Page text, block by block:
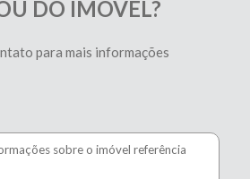
DO IMÓVEL?
para mais informações